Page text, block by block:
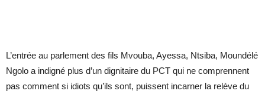
L’entrée au parlement des fils Mvouba, Ayessa, Ntsiba, Moundélé
Ngolo a indigné plus d’un dignitaire du PCT qui ne comprennent
pas comment si idiots qu’ils sont, puissent incarner la relève du